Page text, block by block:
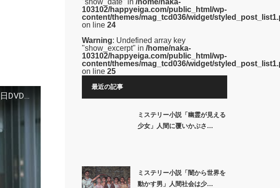
「アブセンシア〜FBIの疑心〜 シーズン1」2018年9月5日（水）DVD発売／同日DVDレンタル開始
"show_date" in /home/naka-
103102/happyeiga.com/public_html/wp-
content/themes/mag_tcd036/widget/
on line 24
Warning: Undefined array key
"show_excerpt" in /home/naka-
103102/happyeiga.com/public_html/wp-
content/themes/mag_tcd036/widget/
on line 25
最近の記事
ミステリー小説「幽霊が見える
少女」人間に覆いかぶさ…
ミステリー小説「闇から世界を
動かす男」人間社会は少…